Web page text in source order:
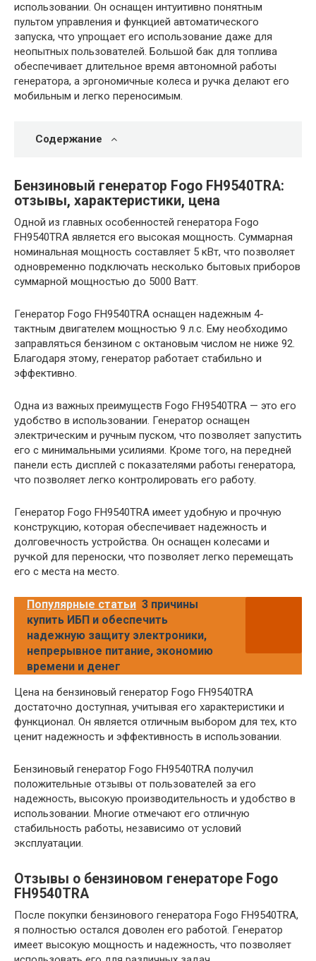
использовании. Он оснащен интуитивно понятным
пультом управления и функцией автоматического
запуска, что упрощает его использование даже для
неопытных пользователей. Большой бак для топлива
обеспечивает длительное время автономной работы
генератора, а эргономичные колеса и ручка делают его
мобильным и легко переносимым.
Содержание
Бензиновый генератор Fogo FH9540TRA:
отзывы, характеристики, цена
Одной из главных особенностей генератора Fogo
FH9540TRA является его высокая мощность. Суммарная
номинальная мощность составляет 5 кВт, что позволяет
одновременно подключать несколько бытовых приборов
суммарной мощностью до 5000 Ватт.
Генератор Fogo FH9540TRA оснащен надежным 4-
тактным двигателем мощностью 9 л.с. Ему необходимо
заправляться бензином с октановым числом не ниже 92.
Благодаря этому, генератор работает стабильно и
эффективно.
Одна из важных преимуществ Fogo FH9540TRA — это его
удобство в использовании. Генератор оснащен
электрическим и ручным пуском, что позволяет запустить
его с минимальными усилиями. Кроме того, на передней
панели есть дисплей с показателями работы генератора,
что позволяет легко контролировать его работу.
Генератор Fogo FH9540TRA имеет удобную и прочную
конструкцию, которая обеспечивает надежность и
долговечность устройства. Он оснащен колесами и
ручкой для переноски, что позволяет легко перемещать
его с места на место.
Популярные статьи 3 причины
купить ИБП и обеспечить
надежную защиту электроники,
непрерывное питание, экономию
времени и денег
Цена на бензиновый генератор Fogo FH9540TRA
достаточно доступная, учитывая его характеристики и
функционал. Он является отличным выбором для тех, кто
ценит надежность и эффективность в использовании.
Бензиновый генератор Fogo FH9540TRA получил
положительные отзывы от пользователей за его
надежность, высокую производительность и удобство в
использовании. Многие отмечают его отличную
стабильность работы, независимо от условий
эксплуатации.
Отзывы о бензиновом генераторе Fogo
FH9540TRA
После покупки бензинового генератора Fogo FH9540TRA,
я полностью остался доволен его работой. Генератор
имеет высокую мощность и надежность, что позволяет